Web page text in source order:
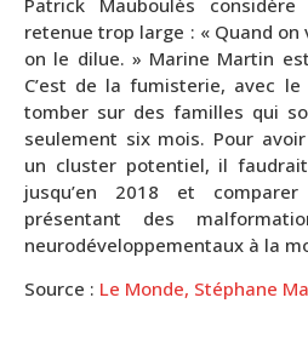
Patrick Mauboulès
retenue trop large : « Quand
on le dilue. » Marine Martin
C’est de la fumisterie, avec
tomber sur des familles qui
seulement six mois. Pour
un cluster potentiel, il
jusqu’en 2018 et
présentant des
neurodéveloppementaux à la
Source : Le Monde, Stéphane